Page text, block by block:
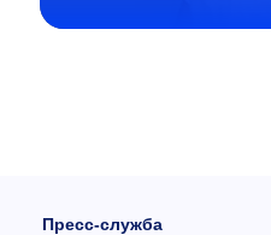
Пресс-служба